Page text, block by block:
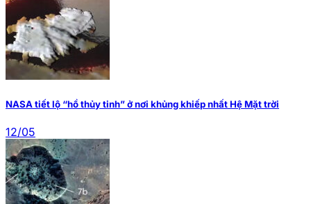
NASA tiết lộ “hồ thủy tinh” ở nơi khủng khiếp nhất Hệ Mặt trời
12/05